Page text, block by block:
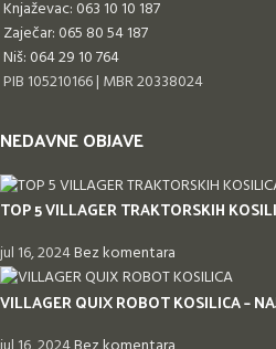
Knjaževac: 063 10 10 187
Zaječar: 065 80 54 187
Niš: 064 29 10 764
PIB 105210166 | MBR 20338024
NEDAVNE OBJAVE
TOP 5 VILLAGER TRAKTORSKIH
jul 16, 2024Bez komentara
VILLAGER QUIX ROBOT KOSILICA –